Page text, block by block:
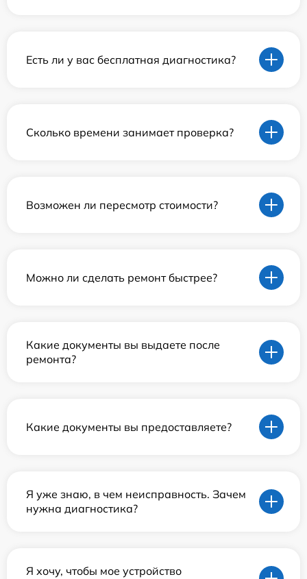
Есть ли у вас бесплатная диагностика?
Сколько времени занимает проверка?
Возможен ли пересмотр стоимости?
Можно ли сделать ремонт быстрее?
Какие документы вы выдаете после
ремонта?
Какие документы вы предоставляете?
Я уже знаю, в чем неисправность. Зачем
нужна диагностика?
Я хочу, чтобы мое устройство